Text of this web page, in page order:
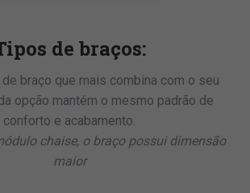
de braços:
braço que mais combina com o seu
opção mantém o mesmo padrão de
conforto e acabamento.
chaise, o braço possui dimensão
maior